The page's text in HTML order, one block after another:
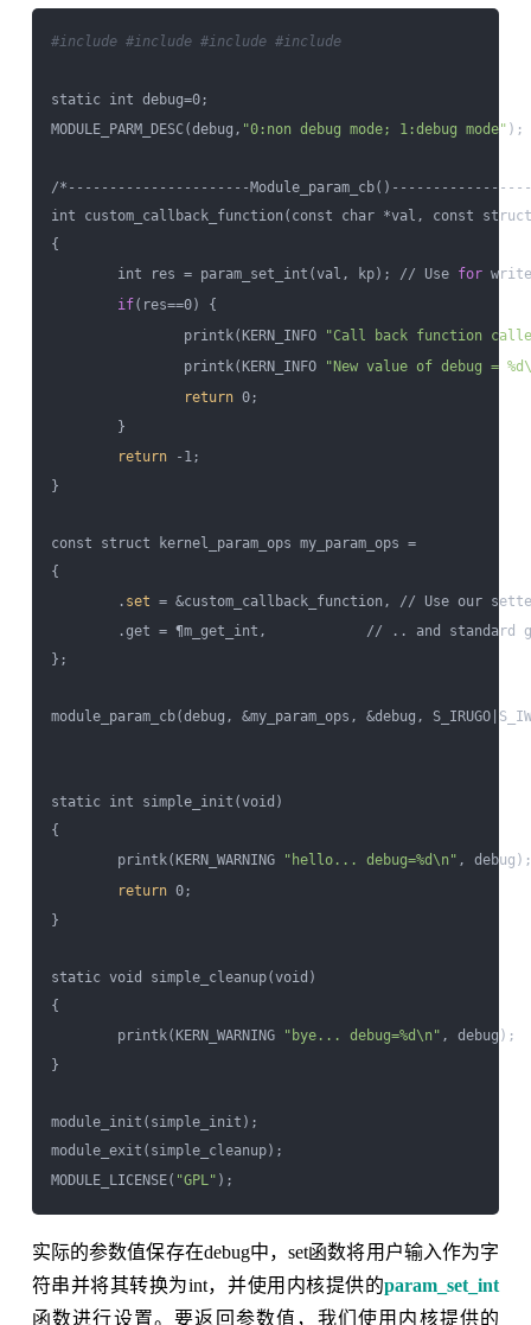
#include #include #include #include
static int debug=0;
MODULE_PARM_DESC(debug, "0:non debug mode; 1:debug mode" );
/*----------------------
int custom_callback_function(const char *val, const struct
{
int res = param_set_int(val, kp); // Use for write
if(res==0) {
printk(KERN_INFO
"Call back function
printk(KERN_INFO
"New value of debug =
return 0;
}
return -1;
}
const struct kernel_param_ops my_param_ops =
{
. set = &custom_callback_function, // Use our
.get = ¶m_get_int,            // .. and standard
};
module_param_cb(debug, &my_param_ops, &debug,
static int simple_init(void)
{
printk(KERN_WARNING
"hello... debug=%d\n" , debug);
return 0;
}
static void simple_cleanup(void)
{
printk(KERN_WARNING
"bye... debug=%d\n" , debug);
}
module_init(simple_init);
module_exit(simple_cleanup);
MODULE_LICENSE( "GPL"
实际的参数值保存在debug中，set函数将用户输入作为字
符串并将其转换为int，并使用内核提供的param_set_int
函数进行设置。要返回参数值，我们使用内核提供的